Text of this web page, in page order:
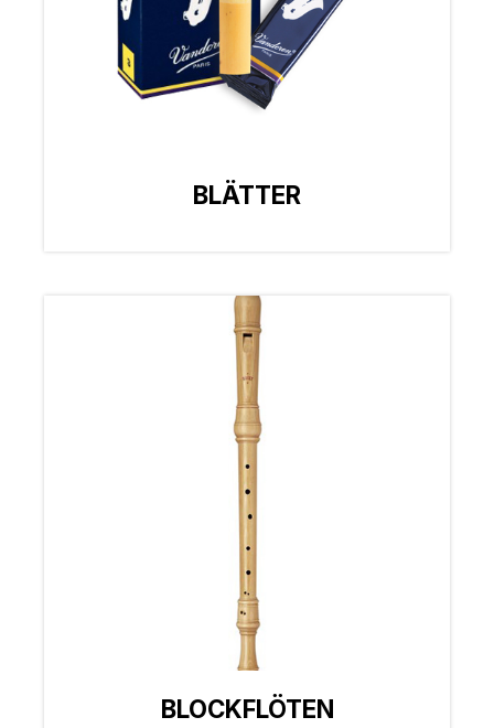
BLÄTTER
BLOCKFLÖTEN